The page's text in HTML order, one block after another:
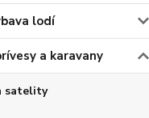
lodí
a karavany
satelity